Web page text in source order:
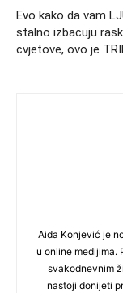
Evo kako da vam
stalno izbacuju
cvjetove, ovo je
Aida Konjević je
u online medijima.
svakodnevnim
nastoji donijeti